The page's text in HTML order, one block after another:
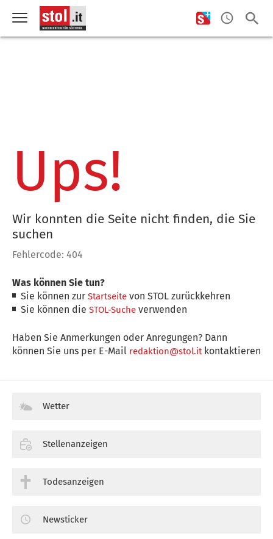
Ups!
Wir konnten die Seite nicht finden, die Sie
suchen
Fehlercode: 404
Was können Sie tun?
Sie können zurStartseite von STOL zurückkehren
Sie können dieSTOL-Suche verwenden
Haben Sie Anmerkungen oder Anregungen? Dann
können Sie uns per E-Mail redaktion@stol.itkontaktieren
Wetter
Stellenanzeigen
Todesanzeigen
Newsticker